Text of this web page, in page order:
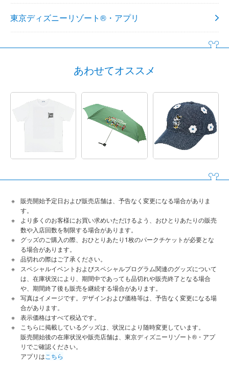
東京ディズニーリゾート®・アプリ
あわせてオススメ
販売開始予定日および販売店舗は、予告なく変更になる場合がありま
す。
より多くのお客様にお買い求めいただけるよう、おひとりあたりの販売
数や入店回数を制限する場合があります。
グッズのご購入の際、おひとりあたり1枚のパークチケットが必要とな
る場合があります。
品切れの際はご了承ください。
スペシャルイベントおよびスペシャルプログラム関連のグッズについて
は、在庫状況により、期間中であっても品切れや販売終了となる場合
や、期間終了後も販売を継続する場合があります。
写真はイメージです。デザインおよび価格等は、予告なく変更になる場
合があります。
表示価格はすべて税込です。
こちらに掲載しているグッズは、状況により随時変更しています。
販売開始後の在庫状況や販売店舗は、東京ディズニーリゾート®・アプ
リでご確認ください。
アプリは こちら